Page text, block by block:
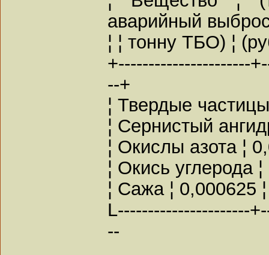
аварийный
¦ ¦ тонну ТБО) ¦
+----------------------
--+
¦ Твердые
¦ Сернистый
¦ Окислы азота ¦
¦ Окись углерода
¦ Сажа ¦ 0,000625
L----------------------
--